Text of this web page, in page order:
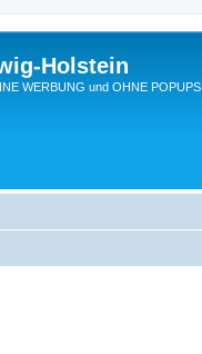
Holstein
WERBUNG und OHNE POPUPS